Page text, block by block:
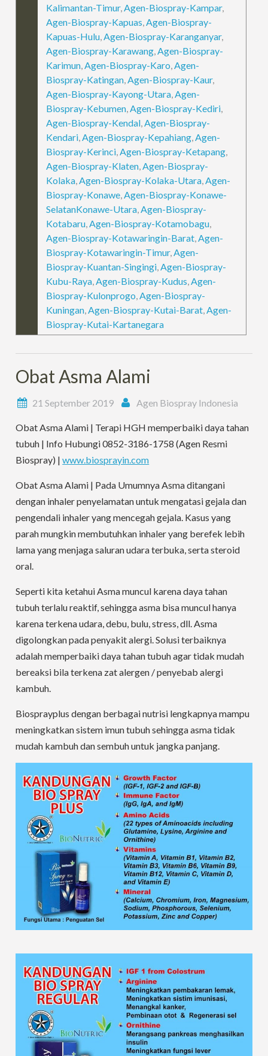
Kalimantan-Timur,Agen-Biospray-Kampar,
Agen-Biospray-Kapuas,Agen-Biospray-
Kapuas-Hulu,Agen-Biospray-Karanganyar,
Agen-Biospray-Karawang,Agen-Biospray-
Karimun,Agen-Biospray-Karo,Agen-
Biospray-Katingan,Agen-Biospray-Kaur,
Agen-Biospray-Kayong-Utara,Agen-
Biospray-Kebumen,Agen-Biospray-Kediri,
Agen-Biospray-Kendal,Agen-Biospray-
Kendari,Agen-Biospray-Kepahiang,Agen-
Biospray-Kerinci,Agen-Biospray-Ketapang,
Agen-Biospray-Klaten,Agen-Biospray-
Kolaka,Agen-Biospray-Kolaka-Utara,Agen-
Biospray-Konawe,Agen-Biospray-Konawe-
SelatanKonawe-Utara,Agen-Biospray-
Kotabaru,Agen-Biospray-Kotamobagu,
Agen-Biospray-Kotawaringin-Barat,Agen-
Biospray-Kotawaringin-Timur,Agen-
Biospray-Kuantan-Singingi,Agen-Biospray-
Kubu-Raya,Agen-Biospray-Kudus,Agen-
Biospray-Kulonprogo,Agen-Biospray-
Kuningan,Agen-Biospray-Kutai-Barat,Agen-
Biospray-Kutai-Kartanegara
Obat Asma Alami
21 September 2019 Agen Biospray Indonesia
Obat Asma Alami | Terapi HGH memperbaiki daya tahan
tubuh | Info Hubungi 0852-3186-1758 (Agen Resmi
Biospray) |www.biosprayin.com
Obat Asma Alami | Pada Umumnya Asma ditangani
dengan inhaler penyelamatan untuk mengatasi gejala dan
pengendali inhaler yang mencegah gejala. Kasus yang
parah mungkin membutuhkan inhaler yang berefek lebih
lama yang menjaga saluran udara terbuka, serta steroid
oral.
Seperti kita ketahui Asma muncul karena daya tahan
tubuh terlalu reaktif, sehingga asma bisa muncul hanya
karena terkena udara, debu, bulu, stress, dll. Asma
digolongkan pada penyakit alergi. Solusi terbaiknya
adalah memperbaiki daya tahan tubuh agar tidak mudah
bereaksi bila terkena zat alergen / penyebab alergi
kambuh.
Biosprayplus dengan berbagai nutrisi lengkapnya mampu
meningkatkan sistem imun tubuh sehingga asma tidak
mudah kambuh dan sembuh untuk jangka panjang.